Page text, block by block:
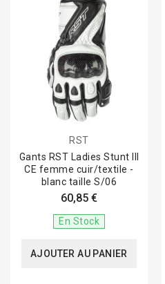
RST
Gants RST Ladies Stunt III
CE femme cuir/textile -
blanc taille S/06
60,85 €
En Stock
AJOUTER AU PANIER